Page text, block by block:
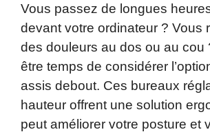
Vous passez de longues
devant votre ordinateur ? Vous
des douleurs au dos ou au cou
être temps de considérer
assis debout. Ces bureaux
hauteur offrent une solution
peut améliorer votre posture et